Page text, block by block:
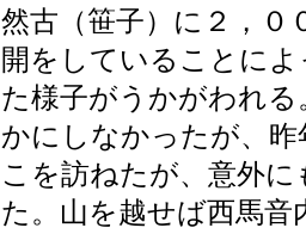
然古（笹子）に２，０
開をしていることに
た様子がうかがわれ
かにしなかったが、
こを訪ねたが、意外
た。山を越せば西馬